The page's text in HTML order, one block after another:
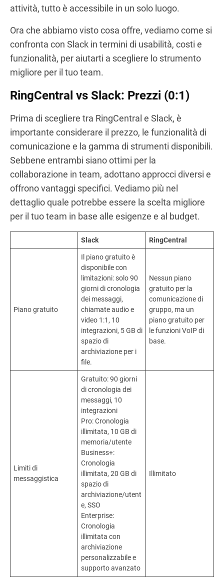
attività, tutto è accessibile in un solo luogo.
Ora che abbiamo visto cosa offre, vediamo come si
confronta con Slack in termini di usabilità, costi e
funzionalità, per aiutarti a scegliere lo strumento
migliore per il tuo team.
RingCentral vs Slack: Prezzi (0:1)
Prima di scegliere tra RingCentral e Slack, è
importante considerare il prezzo, le funzionalità di
comunicazione e la gamma di strumenti disponibili.
Sebbene entrambi siano ottimi per la
collaborazione in team, adottano approcci diversi e
offrono vantaggi specifici. Vediamo più nel
dettaglio quale potrebbe essere la scelta migliore
per il tuo team in base alle esigenze e al budget.
Slack RingCentral
Piano gratuito
Il piano gratuito è
disponibile con
limitazioni: solo 90
giorni di cronologia
dei messaggi,
chiamate audio e
video 1:1, 10
integrazioni, 5 GB di
spazio di
archiviazione per i
file.
Nessun piano
gratuito per la
comunicazione di
gruppo, ma un
piano gratuito per
le funzioni VoIP di
base.
Limiti di
messaggistica
Gratuito: 90 giorni
di cronologia dei
messaggi, 10
integrazioni
Pro: Cronologia
illimitata, 10 GB di
memoria/utente
Business+:
Cronologia
illimitata, 20 GB di
spazio di
archiviazione/utent
e, SSO
Enterprise:
Cronologia
illimitata con
archiviazione
personalizzabile e
supporto avanzato
Illimitato